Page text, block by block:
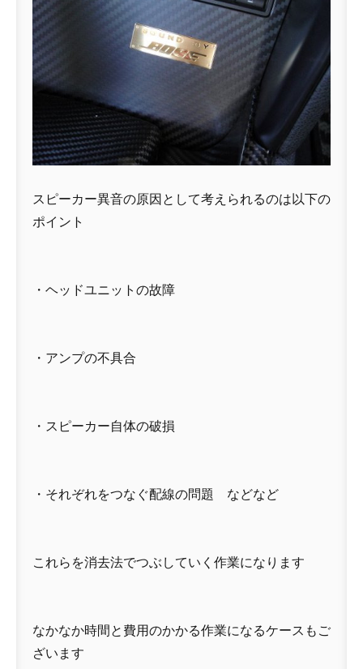
スピーカー異音の原因として考えられるのは以下の
ポイント
・ヘッドユニットの故障
・アンプの不具合
・スピーカー自体の破損
・それぞれをつなぐ配線の問題 などなど
これらを消去法でつぶしていく作業になります
なかなか時間と費用のかかる作業になるケースもご
ざいます